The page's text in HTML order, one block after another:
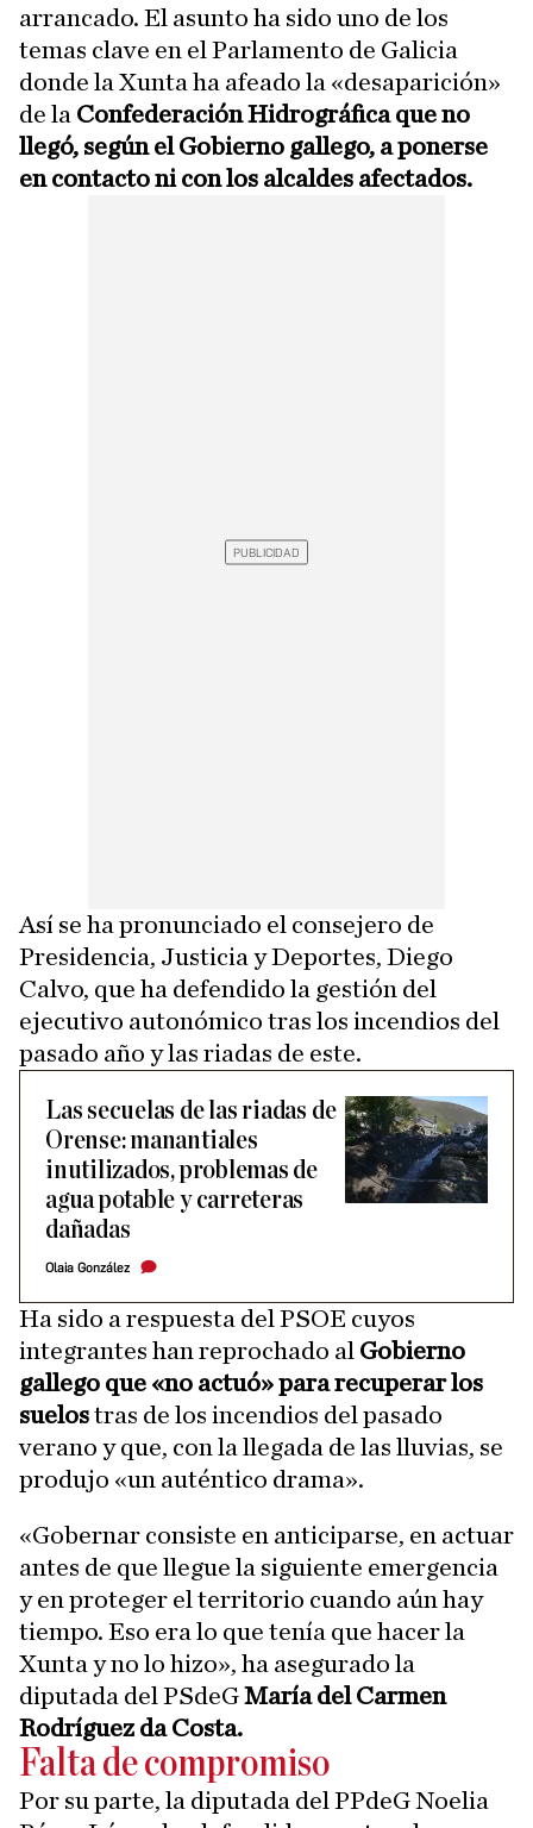
arrancado. El asunto ha sido uno de los
temas clave en el Parlamento de Galicia
donde la Xunta ha afeado la «desaparición»
de la Confederación Hidrográfica que no
llegó, según el Gobierno gallego, a ponerse
en contacto ni con los alcaldes afectados.
Así se ha pronunciado el consejero de
Presidencia, Justicia y Deportes, Diego
Calvo, que ha defendido la gestión del
ejecutivo autonómico tras los incendios del
pasado año y las riadas de este.
Las secuelas de las riadas de
Orense: manantiales
inutilizados, problemas de
agua potable y carreteras
dañadas
Olaia González
Ha sido a respuesta del PSOE cuyos
integrantes han reprochado al Gobierno
gallego que «no actuó» para recuperar los
suelostras de los incendios del pasado
verano y que, con la llegada de las lluvias, se
produjo «un auténtico drama».
«Gobernar consiste en anticiparse, en actuar
antes de que llegue la siguiente emergencia
y en proteger el territorio cuando aún hay
tiempo. Eso era lo que tenía que hacer la
Xunta y no lo hizo», ha asegurado la
diputada del PSdeGMaría del Carmen
Rodríguez da Costa.
Falta de compromiso
Por su parte, la diputada del PPdeG Noelia